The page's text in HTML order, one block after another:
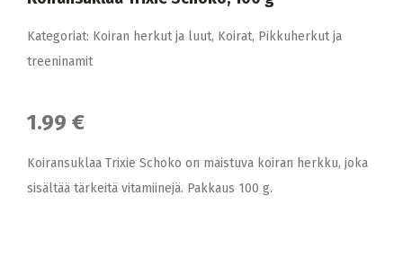
Kategoriat: Koiran herkut ja luut, Koirat, Pikkuherkut ja
treeninamit
1.99 €
Koiransuklaa Trixie Schoko on maistuva koiran herkku, joka
sisältää tärkeitä vitamiinejä. Pakkaus 100 g.